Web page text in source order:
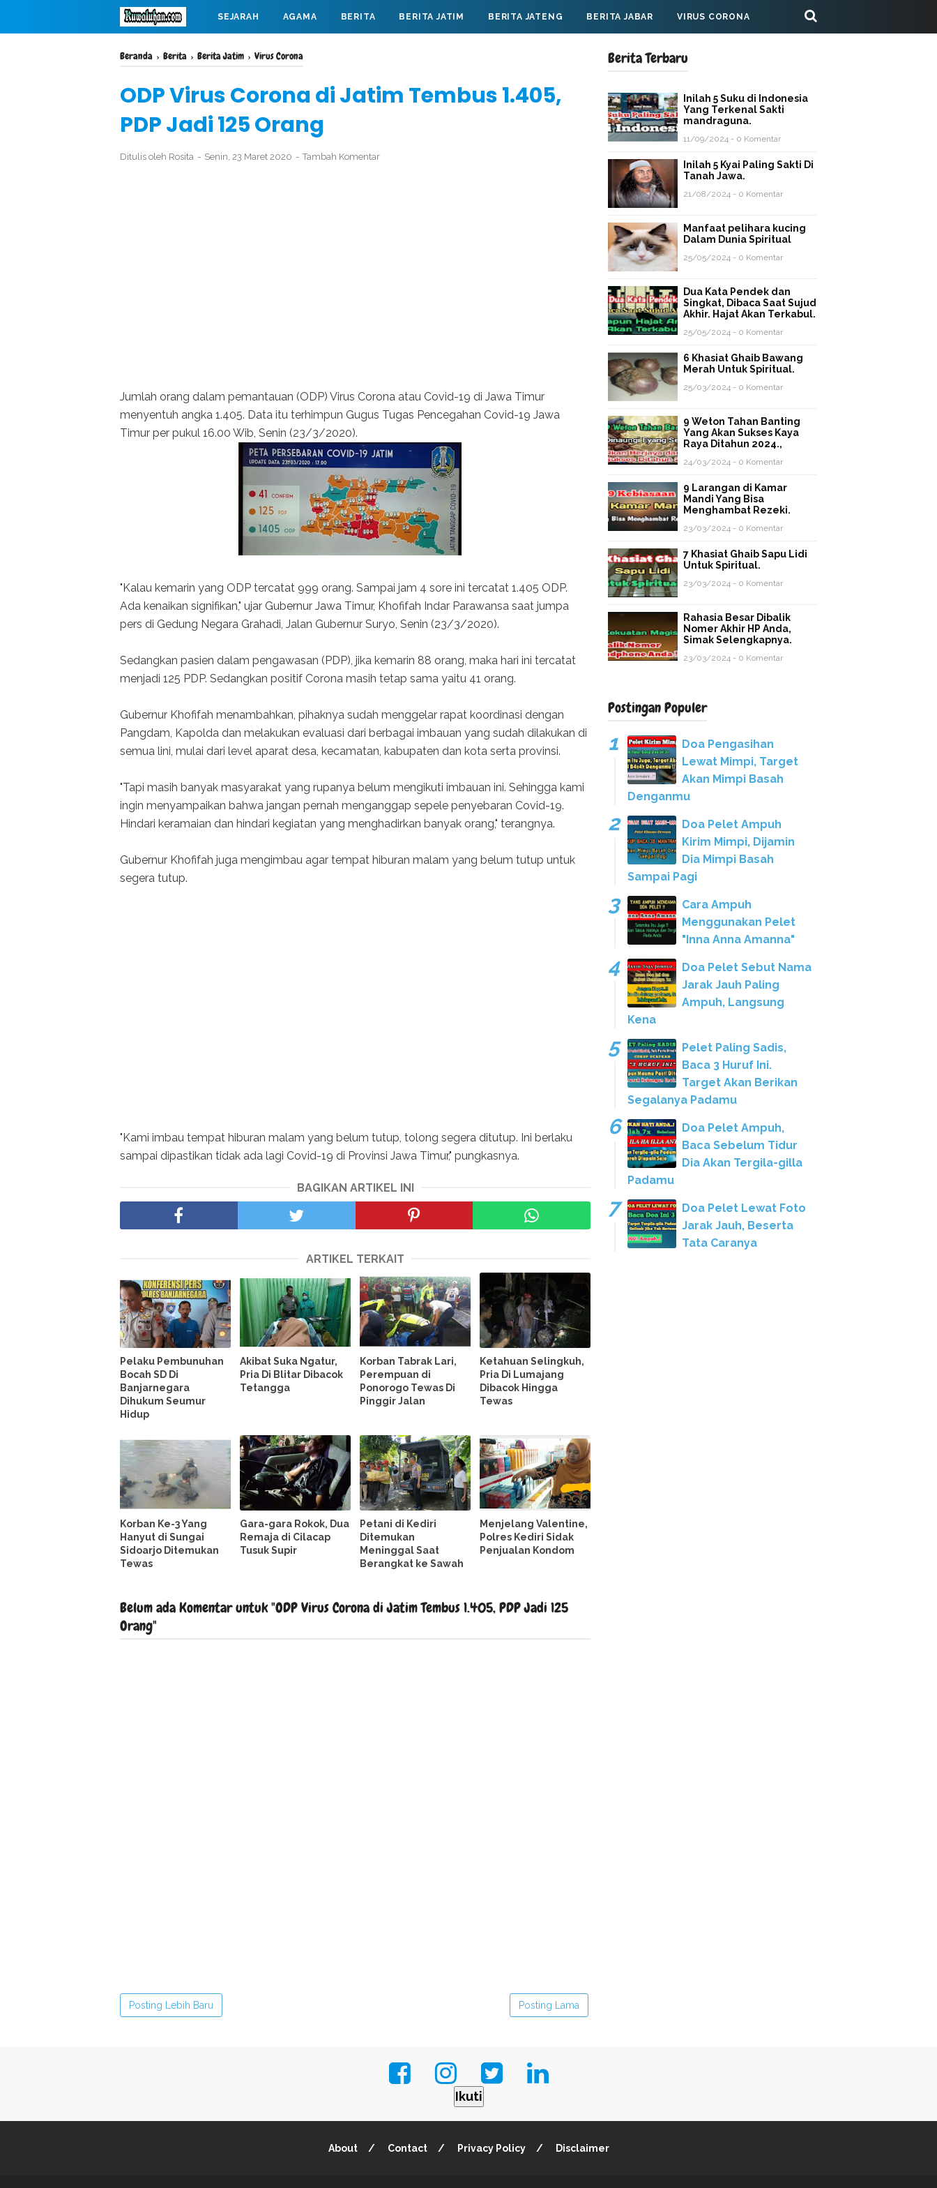
SEJARAH AGAMA BERITA BERITA JATIM BERITA JATENG BERITA JABAR VIRUS CORONA
MAHABARATA
Beranda › Berita › Berita Jatim › Virus Corona
ODP Virus Corona di Jatim Tembus 1.405,
PDP Jadi 125 Orang
Ditulis oleh Rosita Senin, 23 Maret 2020 Tambah Komentar
Jumlah orang dalam pemantauan (ODP) Virus Corona atau Covid-19 di Jawa Timur
menyentuh angka 1.405. Data itu terhimpun Gugus Tugas Pencegahan Covid-19 Jawa
Timur per pukul 16.00 Wib, Senin (23/3/2020).
"Kalau kemarin yang ODP tercatat 999 orang. Sampai jam 4 sore ini tercatat 1.405 ODP.
Ada kenaikan signifikan," ujar Gubernur Jawa Timur, Khofifah Indar Parawansa saat jumpa
pers di Gedung Negara Grahadi, Jalan Gubernur Suryo, Senin (23/3/2020).
Sedangkan pasien dalam pengawasan (PDP), jika kemarin 88 orang, maka hari ini tercatat
menjadi 125 PDP. Sedangkan positif Corona masih tetap sama yaitu 41 orang.
Gubernur Khofifah menambahkan, pihaknya sudah menggelar rapat koordinasi dengan
Pangdam, Kapolda dan melakukan evaluasi dari berbagai imbauan yang sudah dilakukan di
semua lini, mulai dari level aparat desa, kecamatan, kabupaten dan kota serta provinsi.
"Tapi masih banyak masyarakat yang rupanya belum mengikuti imbauan ini. Sehingga kami
ingin menyampaikan bahwa jangan pernah menganggap sepele penyebaran Covid-19.
Hindari keramaian dan hindari kegiatan yang menghadirkan banyak orang," terangnya.
Gubernur Khofifah juga mengimbau agar tempat hiburan malam yang belum tutup untuk
segera tutup.
"Kami imbau tempat hiburan malam yang belum tutup, tolong segera ditutup. Ini berlaku
sampai dipastikan tidak ada lagi Covid-19 di Provinsi Jawa Timur," pungkasnya.
BAGIKAN ARTIKEL INI
ARTIKEL TERKAIT
Pelaku Pembunuhan
Bocah SD Di
Banjarnegara
Dihukum Seumur
Hidup
Akibat Suka Ngatur,
Pria Di Blitar Dibacok
Tetangga
Korban Tabrak Lari,
Perempuan di
Ponorogo Tewas Di
Pinggir Jalan
Ketahuan Selingkuh,
Pria Di Lumajang
Dibacok Hingga
Tewas
Korban Ke-3 Yang
Hanyut di Sungai
Sidoarjo Ditemukan
Tewas
Gara-gara Rokok, Dua
Remaja di Cilacap
Tusuk Supir
Petani di Kediri
Ditemukan
Meninggal Saat
Berangkat ke Sawah
Menjelang Valentine,
Polres Kediri Sidak
Penjualan Kondom
Belum ada Komentar untuk "ODP Virus Corona di Jatim Tembus 1.405, PDP Jadi 125
Orang"
Posting Lebih Baru Posting Lama
Berita Terbaru
Inilah 5 Suku di Indonesia
Yang Terkenal Sakti
mandraguna.
11/09/2024 - 0 Komentar
Inilah 5 Kyai Paling Sakti Di
Tanah Jawa.
21/08/2024 - 0 Komentar
Manfaat pelihara kucing
Dalam Dunia Spiritual
25/05/2024 - 0 Komentar
Dua Kata Pendek dan
Singkat, Dibaca Saat Sujud
Akhir. Hajat Akan Terkabul.
25/05/2024 - 0 Komentar
6 Khasiat Ghaib Bawang
Merah Untuk Spiritual.
25/03/2024 - 0 Komentar
9 Weton Tahan Banting
Yang Akan Sukses Kaya
Raya Ditahun 2024.,
24/03/2024 - 0 Komentar
9 Larangan di Kamar
Mandi Yang Bisa
Menghambat Rezeki.
23/03/2024 - 0 Komentar
7 Khasiat Ghaib Sapu Lidi
Untuk Spiritual.
23/03/2024 - 0 Komentar
Rahasia Besar Dibalik
Nomer Akhir HP Anda,
Simak Selengkapnya.
23/03/2024 - 0 Komentar
Postingan Populer
Doa Pengasihan
Lewat Mimpi, Target
Akan Mimpi Basah
Denganmu
Doa Pelet Ampuh
Kirim Mimpi, Dijamin
Dia Mimpi Basah
Sampai Pagi
Cara Ampuh
Menggunakan Pelet
"Inna Anna Amanna"
Doa Pelet Sebut Nama
Jarak Jauh Paling
Ampuh, Langsung
Kena
Pelet Paling Sadis,
Baca 3 Huruf Ini.
Target Akan Berikan
Segalanya Padamu
Doa Pelet Ampuh,
Baca Sebelum Tidur
Dia Akan Tergila-gilla
Padamu
Doa Pelet Lewat Foto
Jarak Jauh, Beserta
Tata Caranya
Ikuti
About Contact Privacy Policy Disclaimer